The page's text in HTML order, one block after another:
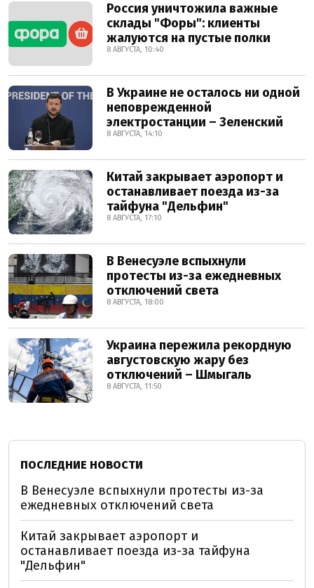
Россия уничтожила важные
склады "Форы": клиенты
жалуются на пустые полки
8 АВГУСТА, 10:40
В Украине не осталось ни одной
неповрежденной
электростанции – Зеленский
8 АВГУСТА, 14:10
Китай закрывает аэропорт и
останавливает поезда из-за
тайфуна "Дельфин"
8 АВГУСТА, 17:10
В Венесуэле вспыхнули
протесты из-за ежедневных
отключений света
8 АВГУСТА, 18:00
Украина пережила рекордную
августовскую жару без
отключений – Шмыгаль
8 АВГУСТА, 11:50
ПОСЛЕДНИЕ НОВОСТИ
В Венесуэле вспыхнули протесты из-за
ежедневных отключений света
Китай закрывает аэропорт и
останавливает поезда из-за тайфуна
"Дельфин"